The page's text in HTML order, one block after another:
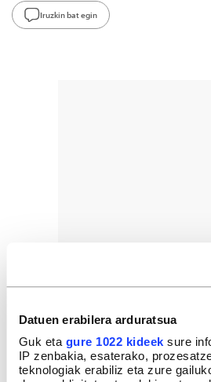
Datuen erabilera arduratsua
Guk eta gure 1022 kideek sure
IP zenbakia, esaterako,
teknologiak erabiliz eta zure
Iruzkin bat egin